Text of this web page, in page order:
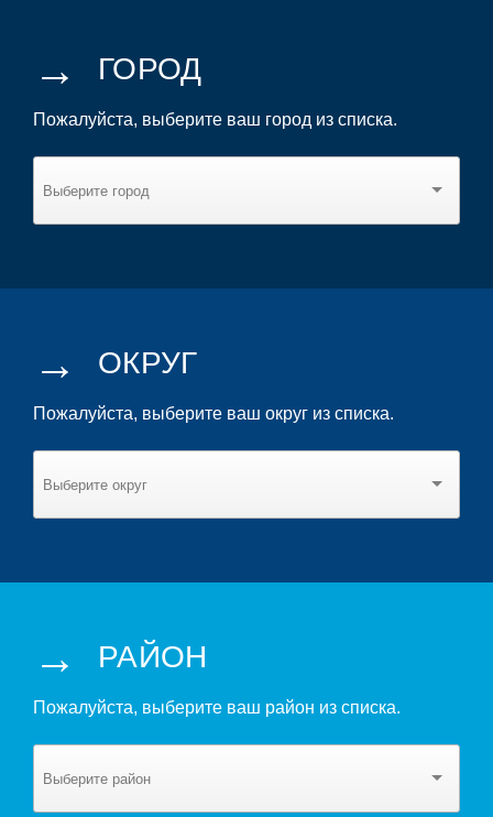
→ ГОРОД
Пожалуйста, выберите ваш город из списка.
→ ОКРУГ
Пожалуйста, выберите ваш округ из списка.
→ РАЙОН
Пожалуйста, выберите ваш район из списка.